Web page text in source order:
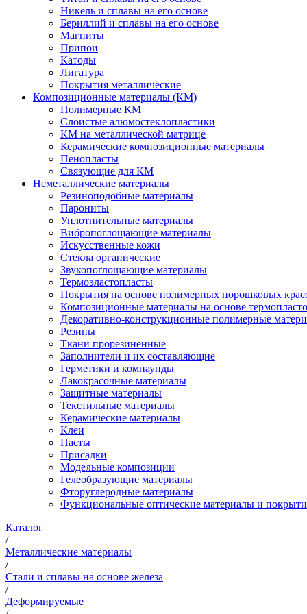
Никель и сплавы на его основе
Бериллий и сплавы на его основе
Магниты
Припои
Катоды
Лигатура
Покрытия металлические
Композиционные материалы (КМ)
Полимерные КМ
Слоистые алюмостеклопластики
КМ на металлической матрице
Керамические композиционные материалы
Пенопласты
Связующие для КМ
Неметаллические материалы
Резиноподобные материалы
Парониты
Уплотнительные материалы
Вибропоглощающие материалы
Искусственные кожи
Стекла органические
Звукопоглощающие материалы
Термоэластопласты
Покрытия на основе полимерных порошковых
Композиционные материалы на основе
Декоративно-конструкционные полимерные
Резины
Ткани прорезиненные
Заполнители и их составляющие
Герметики и компаунды
Лакокрасочные материалы
Защитные материалы
Текстильные материалы
Керамические материалы
Клеи
Пасты
Присадки
Модельные композиции
Гелеобразующие материалы
Фторуглеродные материалы
Функциональные оптические материалы и
Каталог
/
Металлические материалы
/
Стали и сплавы на основе железа
/
Деформируемые